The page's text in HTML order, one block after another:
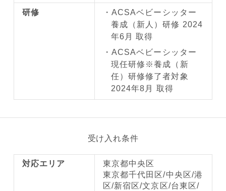
研修
ACSAベビーシッター
養成（新人）研修 2024
年6月 取得
ACSAベビーシッター
現任研修※養成（新
任）研修修了者対象
2024年8月 取得
受け入れ条件
対応エリア
東京都中央区
東京都千代田区/中央区/港
区/新宿区/文京区/台東区/